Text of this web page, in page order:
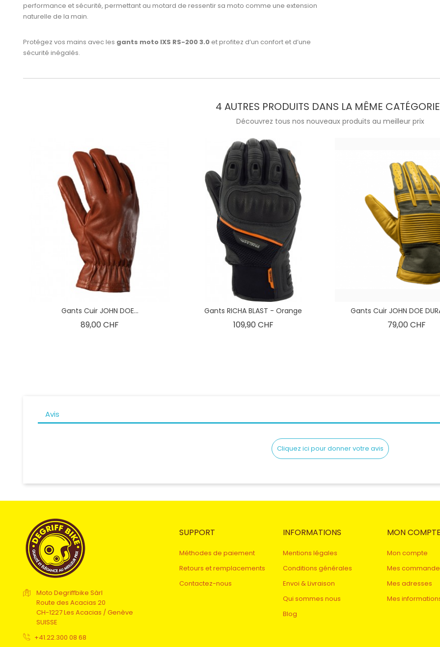
performance et sécurité, permettant au motard de ressentir sa moto comme une extension
naturelle de la main.
Protégez vos mains avec les gants moto IXS RS-200 3.0 et profitez d’un confort et d’une
sécurité inégalés.
4 AUTRES PRODUITS DANS LA MÊME
Découvrez tous nos nouveaux produits au meilleur prix
Gants Cuir JOHN DOE...
89,00 CHF
Gants RICHA BLAST - Orange
109,90 CHFPrix
Gants Cuir JOHN DOE
79,00 CHF
Avis
Cliquez ici pour donner votre avis
Moto Degriffbike Sàrl
Route des Acacias 20
CH-1227 Les Acacias / Genève
SUISSE
+41.22.300 08 68
SUPPORT
Méthodes de paiement
Retours et remplacements
Contactez-nous
INFORMATIONS
Mentions légales
Conditions générales
Envoi & Livraison
Qui sommes nous
Blog
MON
Mon compte
Mes
Mes adresses
Mes